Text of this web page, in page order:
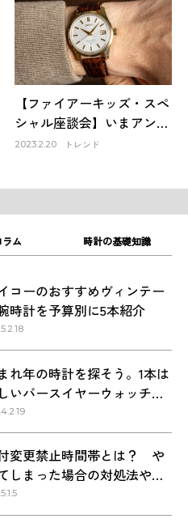
りでもある！
【ファイアーキッズ・スペ
シャル座談会】いまアンテ
ィーク時計市場はどうなっ
2023.2.20 トレンド
ラム 時計の基礎知識
コーのおすすめヴィンテー
時計を予算別に5本紹介
れ年の時計を探そう。1本は
いバースイヤーウォッチ・
〜1990年代の名作9本
変更禁止時間帯とは？ や
しまった場合の対処法や正
方法